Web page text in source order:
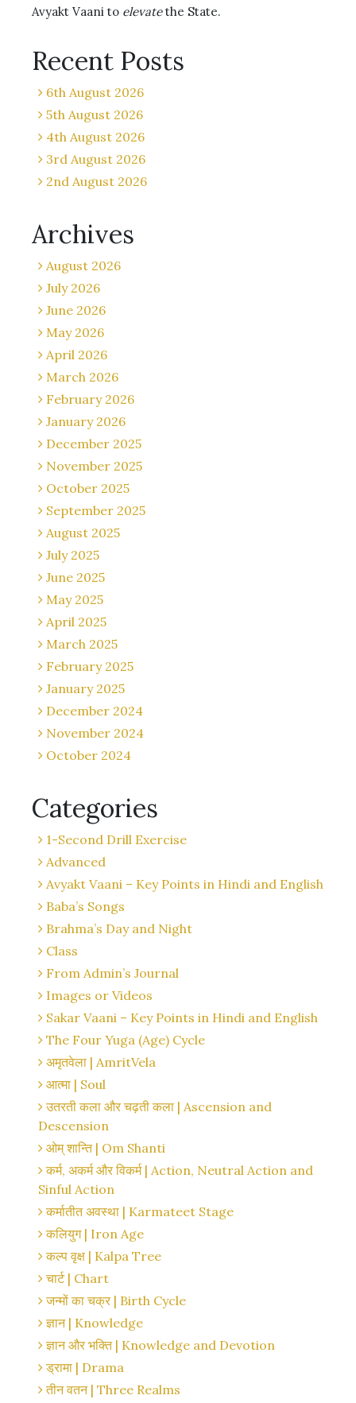
Avyakt Vaani to elevatethe State.
Recent Posts
6th August 2026
5th August 2026
4th August 2026
3rd August 2026
2nd August 2026
Archives
August 2026
July 2026
June 2026
May 2026
April 2026
March 2026
February 2026
January 2026
December 2025
November 2025
October 2025
September 2025
August 2025
July 2025
June 2025
May 2025
April 2025
March 2025
February 2025
January 2025
December 2024
November 2024
October 2024
Categories
1-Second Drill Exercise
Advanced
Avyakt Vaani – Key Points in Hindi and English
Baba’s Songs
Brahma’s Day and Night
Class
From Admin’s Journal
Images or Videos
Sakar Vaani – Key Points in Hindi and English
The Four Yuga (Age) Cycle
अमृतवेला | AmritVela
आत्मा | Soul
उतरती कला और चढ़ती कला | Ascension and
Descension
ओम् शान्ति | Om Shanti
कर्म, अकर्म और विकर्म | Action, Neutral Action and
Sinful Action
कर्मातीत अवस्था | Karmateet Stage
कलियुग | Iron Age
कल्प वृक्ष | Kalpa Tree
चार्ट | Chart
जन्मों का चक्र | Birth Cycle
ज्ञान | Knowledge
ज्ञान और भक्ति | Knowledge and Devotion
ड्रामा | Drama
तीन वतन | Three Realms